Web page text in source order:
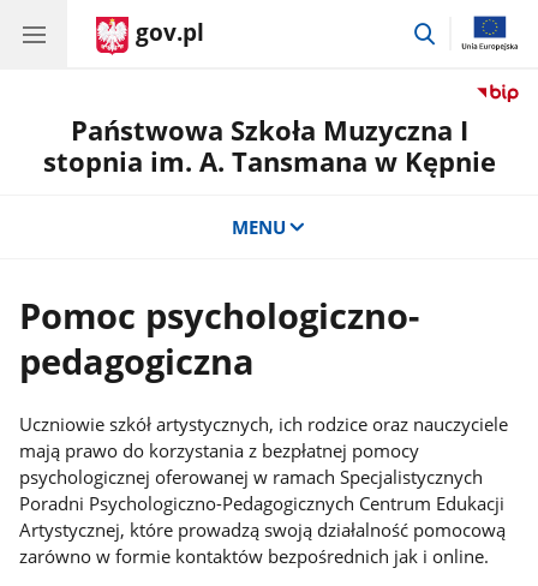
gov.pl
przejdź
Państwowa Szkoła Muzyczna I
stopnia im. A. Tansmana w Kępnie
MENU
Pomoc psychologiczno-
pedagogiczna
Uczniowie szkół artystycznych, ich rodzice oraz nauczyciele
mają prawo do korzystania z bezpłatnej pomocy
psychologicznej oferowanej w ramach Specjalistycznych
Poradni Psychologiczno-Pedagogicznych Centrum Edukacji
Artystycznej, które prowadzą swoją działalność pomocową
zarówno w formie kontaktów bezpośrednich jak i online.